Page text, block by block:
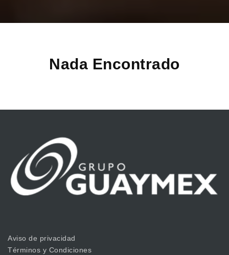
Nada Encontrado
Aviso de privacidad
Términos y Condiciones